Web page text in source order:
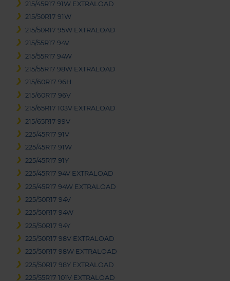
215/45R17 91W EXTRALOAD
215/50R17 91W
215/50R17 95W EXTRALOAD
215/55R17 94V
215/55R17 94W
215/55R17 98W EXTRALOAD
215/60R17 96H
215/60R17 96V
215/65R17 103V EXTRALOAD
215/65R17 99V
225/45R17 91V
225/45R17 91W
225/45R17 91Y
225/45R17 94V EXTRALOAD
225/45R17 94W EXTRALOAD
225/50R17 94V
225/50R17 94W
225/50R17 94Y
225/50R17 98V EXTRALOAD
225/50R17 98W EXTRALOAD
225/50R17 98Y EXTRALOAD
225/55R17 101V EXTRALOAD